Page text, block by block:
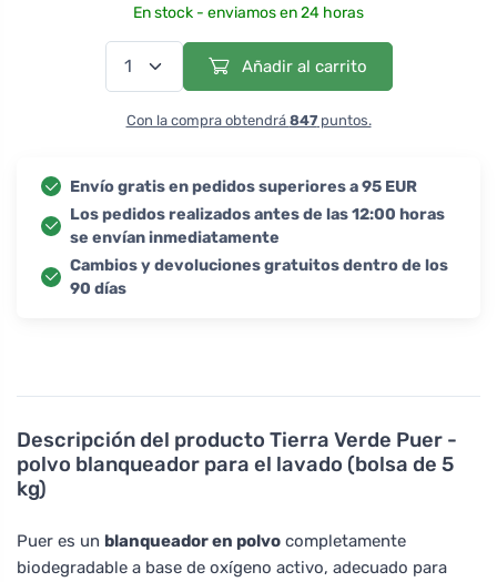
Descripción del producto Tierra Verde Puer -
polvo blanqueador para el lavado (bolsa de 5
kg)
Puer es un blanqueador en polvo completamente
biodegradable a base de oxígeno activo, adecuado para
En stock - enviamos en 24 horas
Añadir al carrito
Con la compra obtendrá 847puntos.
Envío gratis en pedidos superiores a 95 EUR
Los pedidos realizados antes de las 12:00 horas
se envían inmediatamente
Cambios y devoluciones gratuitos dentro de los
90 días